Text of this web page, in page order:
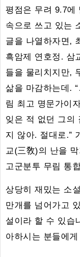
평점은 무려 9.7에
속으로 쓰고 있는
글을 나열하자면,
흑암제 연호정. 삼
들을 물리치지만,
삶을 마감하는데.
림 최고 명문가이
잊은 적 없던 그의
지 않아. 절대로.”
교(三敎)의 난을
고군분투 무림 통
상당히 재밌는 소
만개를 넘어가고
설이라 할 수 있습
아하시는 분들에